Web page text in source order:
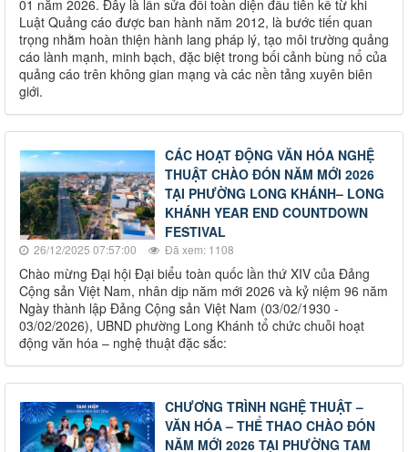
01 năm 2026. Đây là lần sửa đổi toàn diện đầu tiên kể từ khi
Luật Quảng cáo được ban hành năm 2012, là bước tiến quan
trọng nhằm hoàn thiện hành lang pháp lý, tạo môi trường quảng
cáo lành mạnh, minh bạch, đặc biệt trong bối cảnh bùng nổ của
quảng cáo trên không gian mạng và các nền tảng xuyên biên
giới.
CÁC HOẠT ĐỘNG VĂN HÓA NGHỆ
THUẬT CHÀO ĐÓN NĂM MỚI 2026
TẠI PHƯỜNG LONG KHÁNH– LONG
KHÁNH YEAR END COUNTDOWN
FESTIVAL
26/12/2025 07:57:00 Đã xem: 1108
Chào mừng Đại hội Đại biểu toàn quốc lần thứ XIV của Đảng
Cộng sản Việt Nam, nhân dịp năm mới 2026 và kỷ niệm 96 năm
Ngày thành lập Đảng Cộng sản Việt Nam (03/02/1930 -
03/02/2026), UBND phường Long Khánh tổ chức chuỗi hoạt
động văn hóa – nghệ thuật đặc sắc:
CHƯƠNG TRÌNH NGHỆ THUẬT –
VĂN HÓA – THỂ THAO CHÀO ĐÓN
NĂM MỚI 2026 TẠI PHƯỜNG TAM